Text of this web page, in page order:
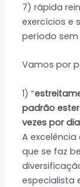
7) rápida
exercícios e
período sem
Vamos por
1) “
padrão
vezes por dia
A
que se faz
especialista